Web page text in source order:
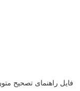
فایل راهنمای تصحیح